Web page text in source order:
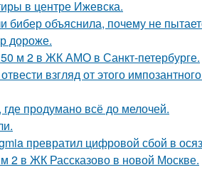
в центре Ижевска.
объяснила, почему не
дороже.
м 2 в ЖК АМО в Санкт-петербурге.
взгляд от этого
продумано всё до мелочей.
превратил цифровой сбой в
2 в ЖК Рассказово в новой Москве.